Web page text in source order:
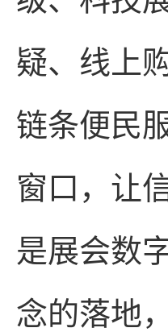
疑、线上
链条便民
窗口，让
是展会数
念的落地